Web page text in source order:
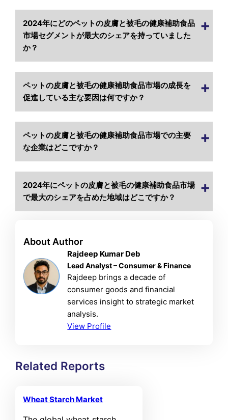
2024年にどのペットの皮膚と被毛の健康補助食品
市場セグメントが最大のシェアを持っていました
か？
ペットの皮膚と被毛の健康補助食品市場の成長を
促進している主な要因は何ですか？
ペットの皮膚と被毛の健康補助食品市場での主要
な企業はどこですか？
2024年にペットの皮膚と被毛の健康補助食品市場
で最大のシェアを占めた地域はどこですか？
About Author
Rajdeep Kumar Deb
Lead Analyst – Consumer & Finance
Rajdeep brings a decade of
consumer goods and financial
services insight to strategic market
analysis.
View Profile
Related Reports
Wheat Starch Market